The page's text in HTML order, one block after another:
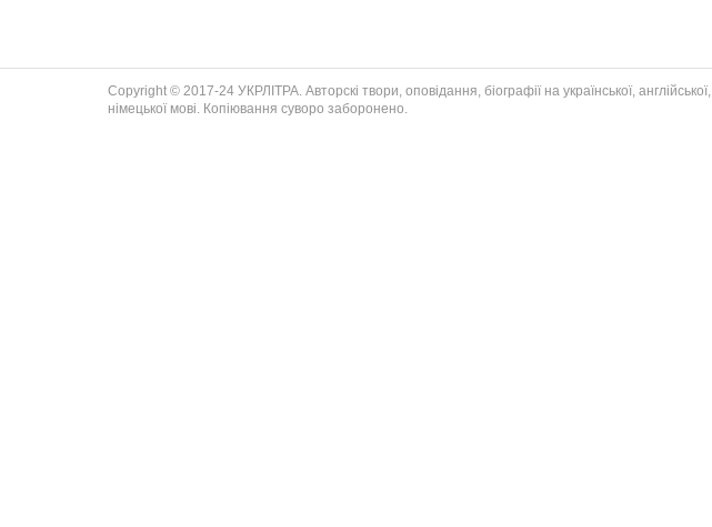
Copyright © 2017-24 УКРЛІТРА. Авторскі твори, оповідання, біографії на української, англійської,
німецької мові. Копіювання суворо заборонено.